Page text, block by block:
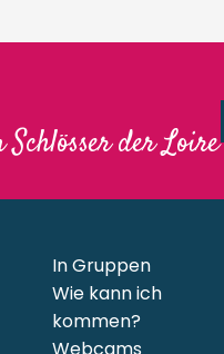
Schlösser der Loire
In Gruppen
Wie kann ich
kommen?